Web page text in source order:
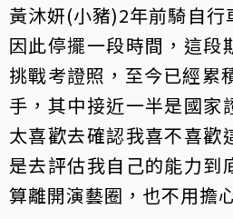
黃沐妍(小豬)2年前騎自行
因此停擺一段時間，這段
挑戰考證照，至今已經累
手，其中接近一半是國家
太喜歡去確認我喜不喜歡
是去評估我自己的能力到
算離開演藝圈，也不用擔